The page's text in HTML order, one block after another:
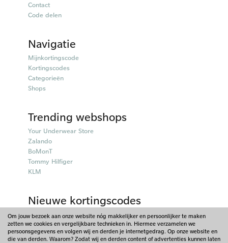
Contact
Code delen
Navigatie
Mijnkortingscode
Kortingscodes
Categorieën
Shops
Trending webshops
Your Underwear Store
Zalando
BoMonT
Tommy Hilfiger
KLM
Nieuwe kortingscodes
50plusmobiel kortingscodes
Parfumado kortingscodes
Fitpen kortingscodes
Om jouw bezoek aan onze website nóg makkelijker en persoonlijker te maken
zetten we cookies en vergelijkbare technieken in. Hiermee verzamelen we
persoonsgegevens en volgen wij en derden je internetgedrag. Op onze website en
die van derden. Waarom? Zodat wij en derden content of advertenties kunnen laten